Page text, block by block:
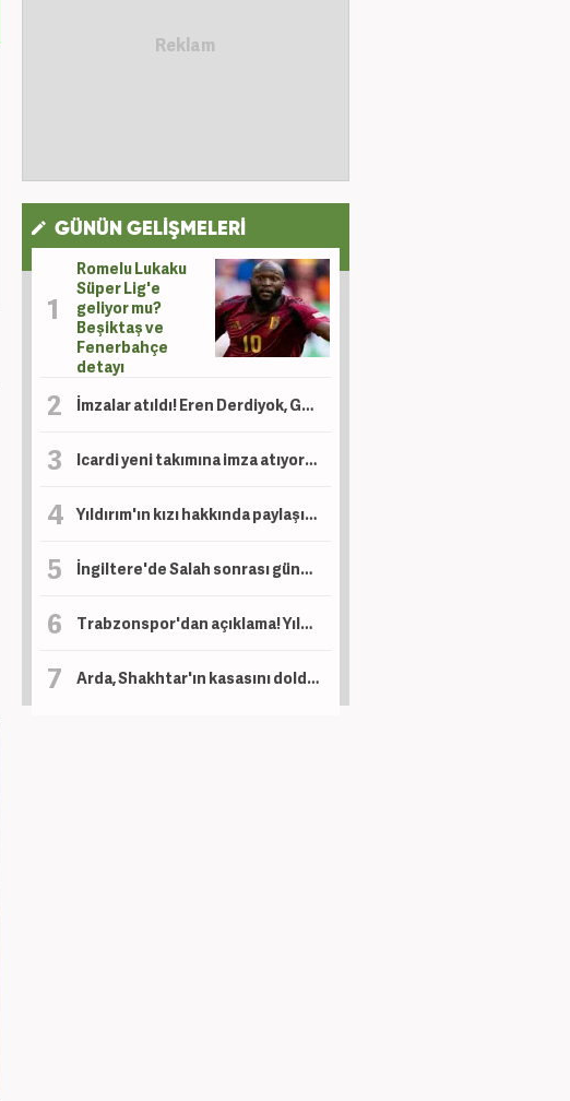
GÜNÜN GELİŞMELERİ
Romelu Lukaku
Süper Lig'e
geliyor mu?
Beşiktaş ve
Fenerbahçe
detayı
İmzalar atıldı! Eren Derdiyok, Galatasaray'da göreve getirildi
Icardi yeni takımına imza atıyor! Ev bakmaya bile başladı
Yıldırım'ın kızı hakkında paylaşım yapan şahıs için tutuklama talebi!
İngiltere'de Salah sonrası gündem Türkiye: Süper Lig, Suudi Arabistan'a rakip oldu!
Trabzonspor'dan açıklama! Yıldız oyuncu operasyon geçirdi
Arda, Shakhtar'ın kasasını dolduracak! Devler prensinin peşinde